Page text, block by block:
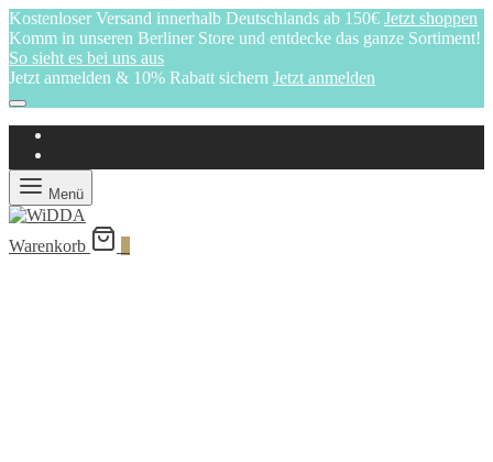
Kostenloser Versand innerhalb Deutschlands ab 150€ Jetzt shoppen
Komm in unseren Berliner Store und entdecke das ganze Sortiment!
So sieht es bei uns aus
Jetzt anmelden & 10% Rabatt sichern Jetzt anmelden
Menü
Warenkorb